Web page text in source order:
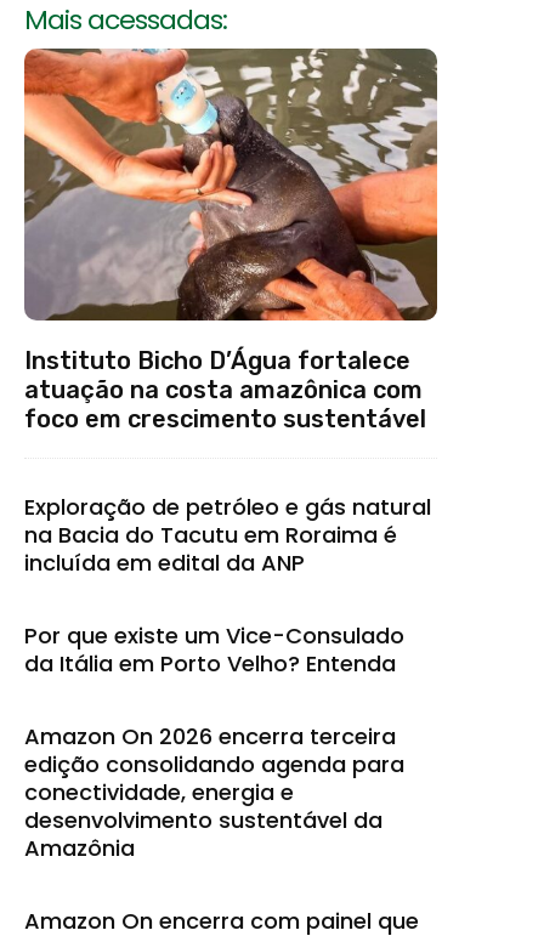
Mais acessadas:
Instituto Bicho D’Água fortalece
atuação na costa amazônica com
foco em crescimento sustentável
Exploração de petróleo e gás natural
na Bacia do Tacutu em Roraima é
incluída em edital da ANP
Por que existe um Vice-Consulado
da Itália em Porto Velho? Entenda
Amazon On 2026 encerra terceira
edição consolidando agenda para
conectividade, energia e
desenvolvimento sustentável da
Amazônia
Amazon On encerra com painel que